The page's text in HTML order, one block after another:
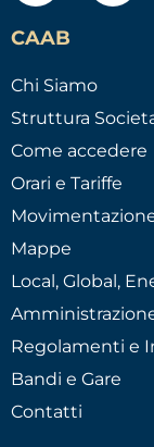
CAAB
Chi Siamo
Struttura
Come accedere
Orari e Tariffe
Mappe
Local, Global,
Regolamenti e
Bandi e Gare
Contatti